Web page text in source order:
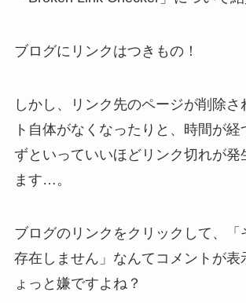
ブログにリンクはつきもの！
しかし、リンク先のページが削除さ
ト自体がなくなったりと、時間が
ずといっていいほどリンク切れが発
ます…。
ブログのリンクをクリックして、「
存在しません」なんてコメントが表
ょっと嫌ですよね？